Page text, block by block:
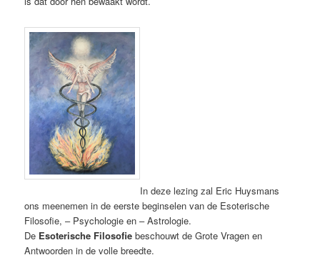
In deze lezing zal Eric Huysmans
ons meenemen in de eerste beginselen van de Esoterische
Filosofie, – Psychologie en – Astrologie.
De Esoterische Filosofie beschouwt de Grote Vragen en
Antwoorden in de volle breedte.